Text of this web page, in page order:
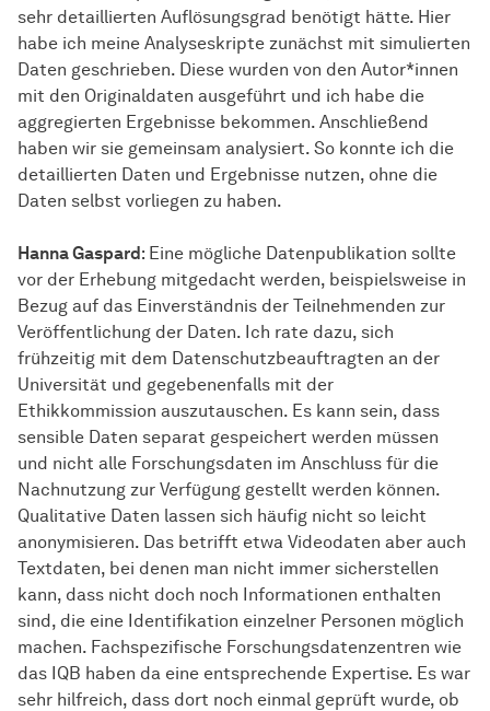
sehr detaillierten Auflösungsgrad benötigt hätte. Hier
habe ich meine Analyseskripte zunächst mit simulierten
Daten geschrieben. Diese wurden von den Autor*innen
mit den Originaldaten ausgeführt und ich habe die
aggregierten Ergebnisse bekommen. Anschließend
haben wir sie gemeinsam analysiert. So konnte ich die
detaillierten Daten und Ergebnisse nutzen, ohne die
Daten selbst vorliegen zu haben.
Hanna Gaspard: Eine mögliche Datenpublikation sollte
vor der Erhebung mitgedacht werden, beispielsweise in
Bezug auf das Einverständnis der Teilnehmenden zur
Veröffentlichung der Daten. Ich rate dazu, sich
frühzeitig mit dem Datenschutzbeauftragten an der
Universität und gegebenenfalls mit der
Ethikkommission auszutauschen. Es kann sein, dass
sensible Daten separat gespeichert werden müssen
und nicht alle Forschungsdaten im Anschluss für die
Nachnutzung zur Verfügung gestellt werden können.
Qualitative Daten lassen sich häufig nicht so leicht
anonymisieren. Das betrifft etwa Videodaten aber auch
Textdaten, bei denen man nicht immer sicherstellen
kann, dass nicht doch noch Informationen enthalten
sind, die eine Identifikation einzelner Personen möglich
machen. Fachspezifische Forschungsdatenzentren wie
das IQB haben da eine entsprechende Expertise. Es war
sehr hilfreich, dass dort noch einmal geprüft wurde, ob